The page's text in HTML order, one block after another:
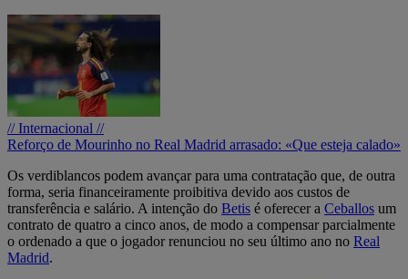
// Internacional //
Reforço de Mourinho no Real Madrid arrasado: «Que esteja calado»
Os verdiblancos podem avançar para uma contratação que, de outra
forma, seria financeiramente proibitiva devido aos custos de
transferência e salário. A intenção do Betis é oferecer a Ceballos um
contrato de quatro a cinco anos, de modo a compensar parcialmente
o ordenado a que o jogador renunciou no seu último ano no Real
Madrid.